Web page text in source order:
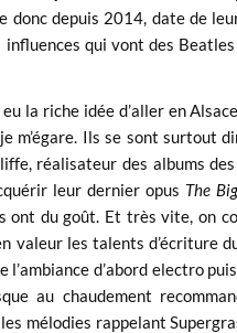
donc depuis 2014, date de
qui vont des
la riche idée d’aller en
m’égare. Ils se sont surtout
réalisateur des albums
leur dernier opus The
ont du goût. Et très vite, on
les talents d’écriture
l’ambiance d’abord electro
au chaudement
mélodies rappelant